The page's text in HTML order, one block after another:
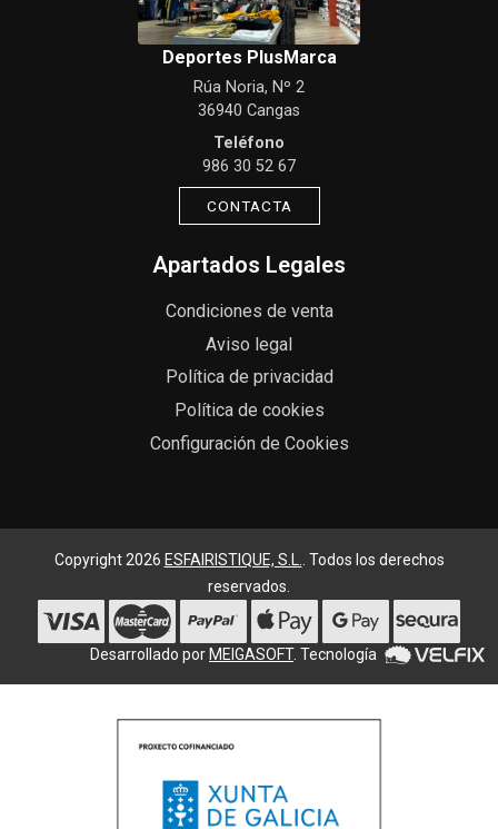
Deportes PlusMarca
Rúa Noria, Nº 2
36940 Cangas
Teléfono
986 30 52 67
CONTACTA
Apartados Legales
Condiciones de venta
Aviso legal
Política de privacidad
Política de cookies
Configuración de Cookies
Copyright 2026 ESFAIRISTIQUE, S.L.
. Todos los derechos
reservados.
Desarrollado porMEIGASOFT. Tecnología